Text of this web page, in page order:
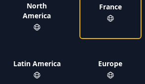
North
America
Latin America
France
Europe